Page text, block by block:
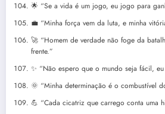
🌟 “Se a vida é um jogo, eu jogo para
💼 “Minha força vem da luta, e minha
🚀 “Homem de verdade não foge da
frente.”
✨ “Não espero que o mundo seja fácil,
🌞 “Minha determinação é o combustível
💪 “Cada cicatriz que carrego conta uma